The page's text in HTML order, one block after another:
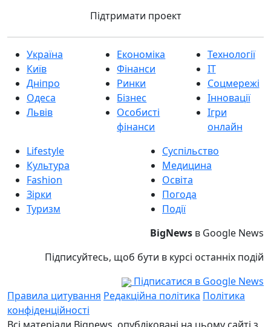
Підтримати проект
Україна
Київ
Дніпро
Одеса
Львів
Економіка
Фінанси
Ринки
Бізнес
Особисті
фінанси
Технології
IT
Соцмережі
Інновації
Ігри
онлайн
Lifestyle
Культура
Fashion
Зірки
Туризм
Суспільство
Медицина
Освіта
Погода
Події
BigNews в Google News
Підписуйтесь, щоб бути в курсі останніх подій
Підписатися в Google News
Правила цитування Редакційна політика Політика
конфіденційності